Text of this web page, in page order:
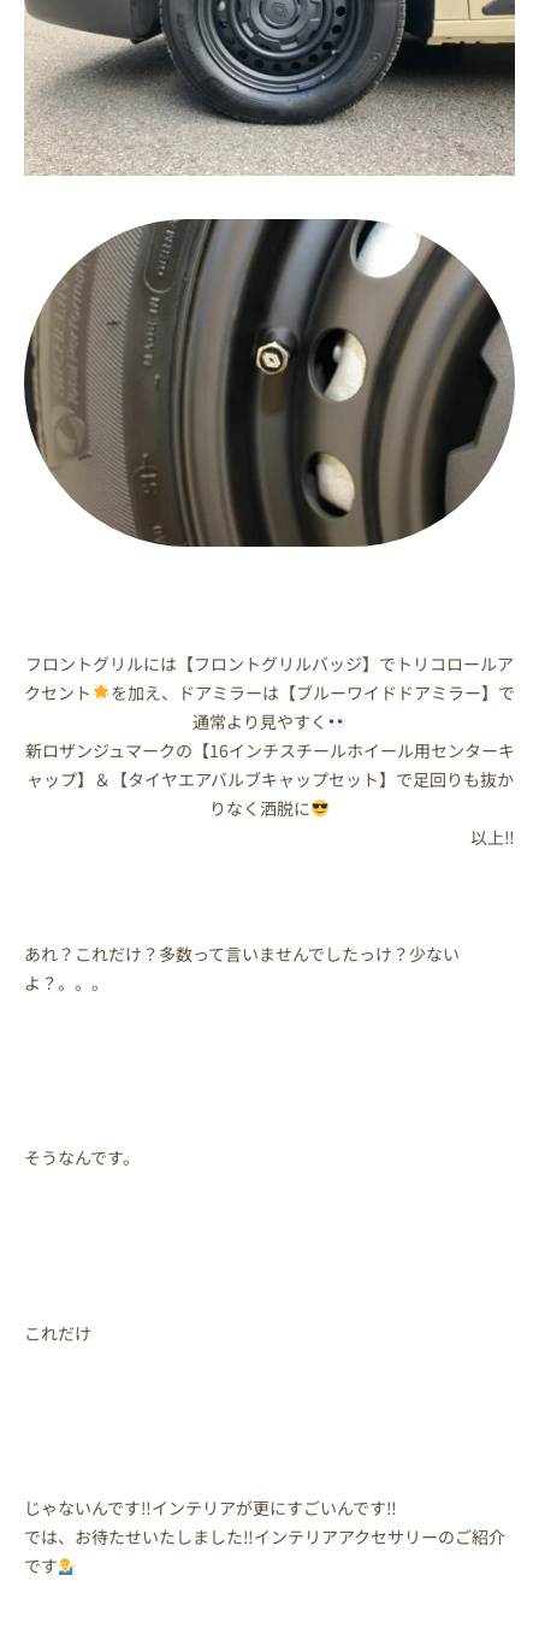
フロントグリルには【フロントグリルバッジ】でトリコロールア
クセント
を加え、ドアミラーは【ブルーワイドドアミラー】で
通常より見やすく
新ロザンジュマークの【16インチスチールホイール用センターキ
ャップ】＆【タイヤエアバルブキャップセット】で足回りも抜か
りなく洒脱に
以上‼
あれ？これだけ？多数って言いませんでしたっけ？少ない
よ？。。。
そうなんです。
これだけ
じゃないんです‼インテリアが更にすごいんです‼
では、お待たせいたしました‼インテリアアクセサリーのご紹介
です